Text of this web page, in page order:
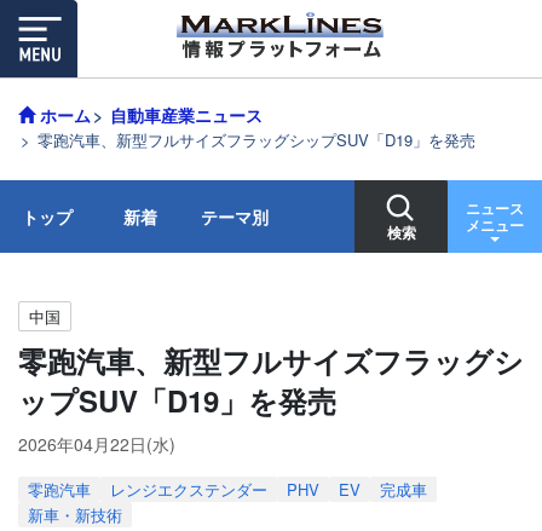
ホーム 自動車産業ニュース
零跑汽車、新型フルサイズフラッグシップSUV「D19」を発売
トップ 新着 テーマ別
検索
ニュース
メニュー
中国
零跑汽車、新型フルサイズフラッグシ
ップSUV「D19」を発売
2026年04月22日(水)
零跑汽車 レンジエクステンダー PHV EV
完成車
新車・新技術